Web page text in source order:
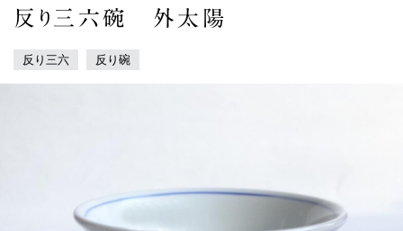
反り三六碗 外太陽
反り三六 反り碗